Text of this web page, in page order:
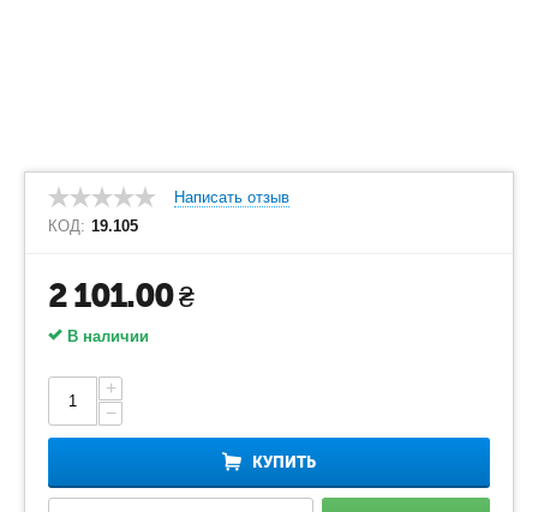
Написать отзыв
КОД: 19.105
2 101.00₴
В наличии
+
−
КУПИТЬ